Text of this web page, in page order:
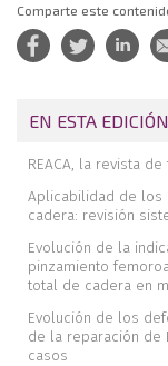
Comparte este
EN ESTA EDICIÓN
REACA, la revista
Aplicabilidad de los
cadera: revisión
Evolución de la
pinzamiento
total de cadera en
Evolución de los
de la reparación de
casos